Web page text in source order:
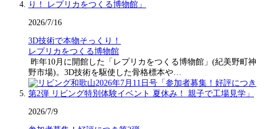
2026/7/16
3D技術で本物そっくり！
レプリカをつくる博物館
昨年10月に開館した「レプリカをつくる博物館」(紀美野町神
野市場)。3D技術を駆使した骨格標本や…
2026/7/9